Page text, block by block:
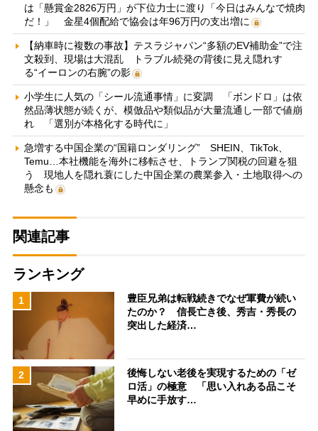
は「懸賞金2826万円」が下位力士に渡り「今日はみんなで焼肉
だ！」 金星4個配給で協会は年96万円の支出増に
【納車時に複数の事故】テスラジャパン“多額のEV補助金”で注
文殺到、現場は大混乱 トラブル続発の背後に見え隠れす
る“イーロンの右腕”の影
小学生に人気の「シール流通事情」に変調 「ボンドロ」は依
然品薄状態が続くが、模倣品や類似品が大量流通し一部で値崩
れ 「選別が本格化する時代に」
急増する中国企業の“国籍ロンダリング” SHEIN、TikTok、
Temu…本社機能を海外に移転させ、トランプ関税の回避を狙
う 現地人を隠れ蓑にした中国企業の農業参入・土地取得への
懸念も
関連記事
ランキング
1
豊臣兄弟は転戦続きでなぜ軍費が続い
たのか？ 信長亡き後、秀吉・秀長の
突出した経済…
2
後悔しない老後を実現するための「ゼ
ロ活」の極意 「思い入れある品こそ
早めに手放す…